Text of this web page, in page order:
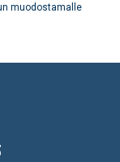
muodostamalle